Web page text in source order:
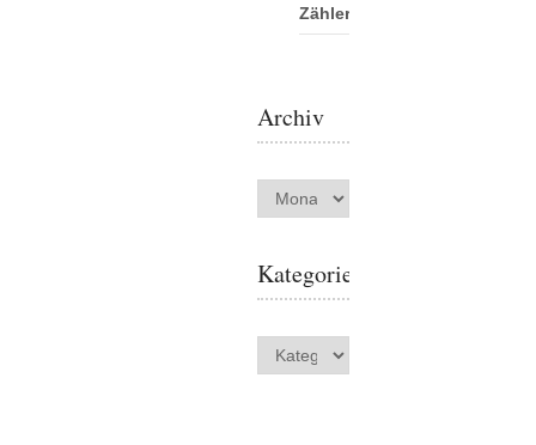
Zählerei
Archiv
Archiv
Kategorien
Kategorien